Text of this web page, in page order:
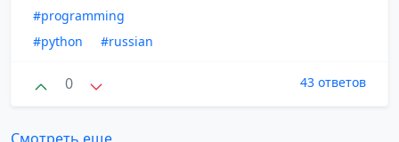
#programming
#python
#russian
0 43 ответов